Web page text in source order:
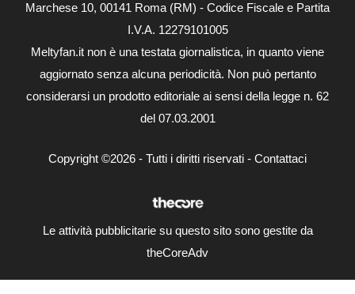
Marchese 10, 00141 Roma (RM) - Codice Fiscale e Partita
I.V.A. 12279101005
Meltyfan.it non è una testata giornalistica, in quanto viene
aggiornato senza alcuna periodicità. Non può pertanto
considerarsi un prodotto editoriale ai sensi della legge n. 62
del 07.03.2001
Copyright ©2026 - Tutti i diritti riservati - Contattaci
Le attività pubblicitarie su questo sito sono gestite da
theCoreAdv